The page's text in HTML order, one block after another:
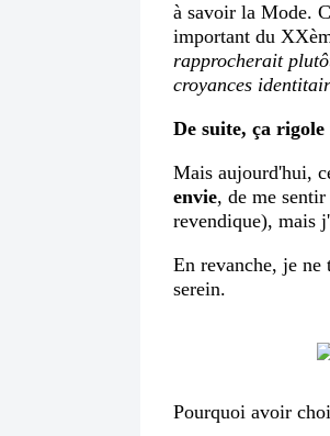
à savoir la Mode.
important du
rapprocherait
croyances
De suite, ça
Mais aujourd'hui,
envie, de me
revendique), mais
En revanche, je ne
serein.
Pourquoi avoir